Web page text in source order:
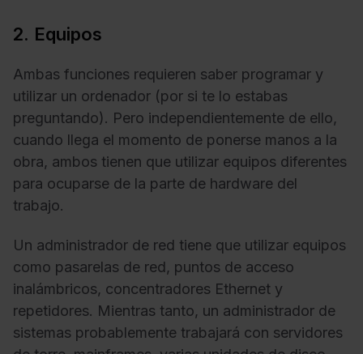
2. Equipos
Ambas funciones requieren saber programar y
utilizar un ordenador (por si te lo estabas
preguntando). Pero independientemente de ello,
cuando llega el momento de ponerse manos a la
obra, ambos tienen que utilizar equipos diferentes
para ocuparse de la parte de hardware del
trabajo.
Un administrador de red tiene que utilizar equipos
como pasarelas de red, puntos de acceso
inalámbricos, concentradores Ethernet y
repetidores. Mientras tanto, un administrador de
sistemas probablemente trabajará con servidores